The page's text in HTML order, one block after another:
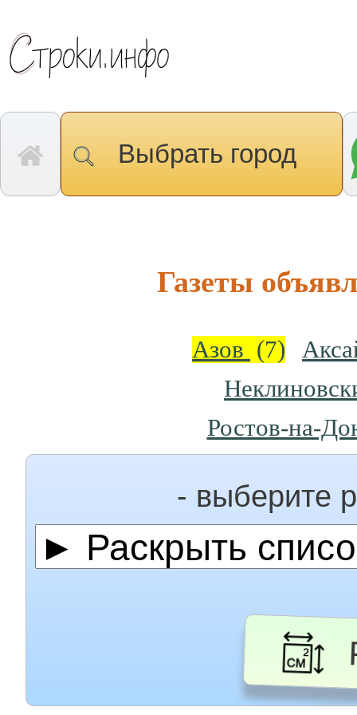
Выбрать город
Газеты
Азов (7)
Ростов-на-
- выберите